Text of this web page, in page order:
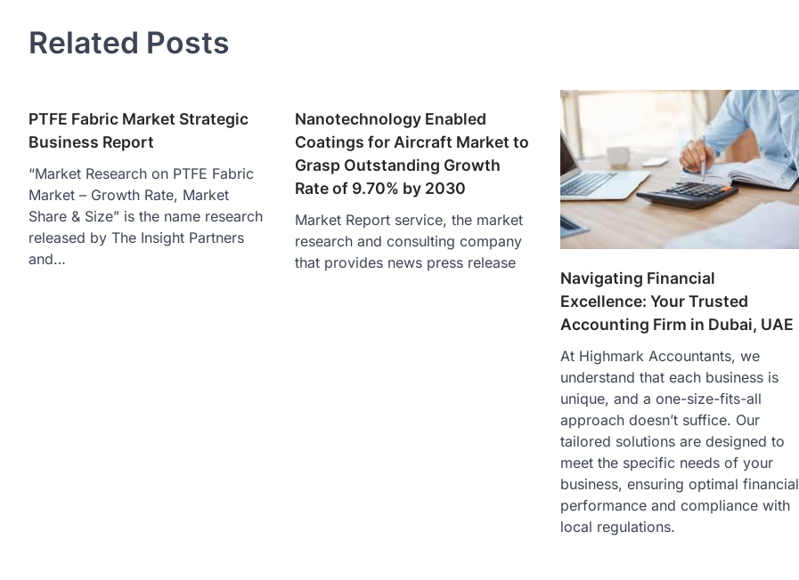
Related Posts
PTFE Fabric Market Strategic
Business Report
“Market Research on PTFE Fabric
Market – Growth Rate, Market
Share & Size” is the name research
released by The Insight Partners
and…
Nanotechnology Enabled
Coatings for Aircraft Market to
Grasp Outstanding Growth
Rate of 9.70% by 2030
Market Report service, the market
research and consulting company
that provides news press release
Navigating Financial
Excellence: Your Trusted
Accounting Firm in Dubai, UAE
At Highmark Accountants, we
understand that each business is
unique, and a one-size-fits-all
approach doesn’t suffice. Our
tailored solutions are designed to
meet the specific needs of your
business, ensuring optimal financial
performance and compliance with
local regulations.